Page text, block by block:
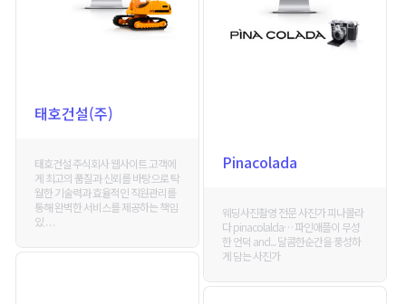
Pinacolada
웨딩사진촬영 전문 사진가 피나콜라
다 pinacolalda… 파인애플이 무성
한 언덕 and... 달콤한순간을 풍성하
게 담는 사진가
태호건설(주)
태호건설 주식회사 웹사이트 고객에
게 최고의 품질과 신뢰를 바탕으로 탁
월한 기술력과 효율적인 직원관리를
통해 완벽한 서비스를 제공하는 책임
있 . . .